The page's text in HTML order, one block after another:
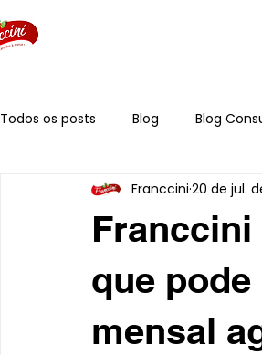
Todos os posts Blog Blog
Franccini
que
mensal
Franccini 20 de jul.